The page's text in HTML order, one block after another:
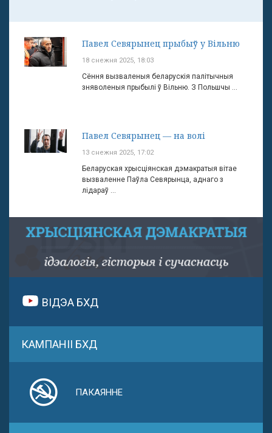
Павел Севярынец прыбыў у Вільню
18 снежня 2025, 18:03
Сёння вызваленыя беларускія палітычныя
зняволеныя прыбылі ў Вільню. З Польшчы ...
Павел Севярынец — на волі
13 снежня 2025, 17:02
Беларуская хрысціянская дэмакратыя вітае
вызваленне Паўла Севярынца, аднаго з
лідараў ...
ВІДЭА БХД
КАМПАНІІ БХД
ПАКАЯННЕ